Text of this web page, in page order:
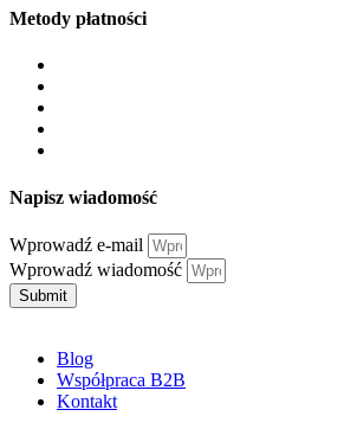
Metody płatności
Napisz wiadomość
Wprowadź e-mail
Wprowadź wiadomość
Submit
Blog
Współpraca B2B
Kontakt